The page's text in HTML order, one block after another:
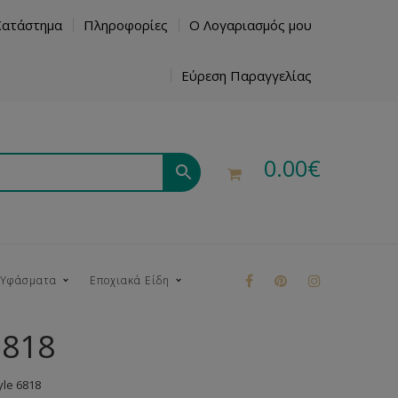
Πληροφορίες Ο Λογαριασμός μου
Εύρεση Παραγγελίας
0.00€
Εποχιακά Είδη
6818